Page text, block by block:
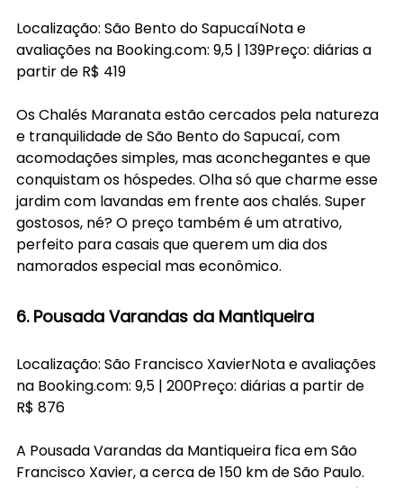
Localização: São Bento do SapucaíNota e
avaliações na Booking.com: 9,5 | 139Preço: diárias a
partir de R$ 419
Os Chalés Maranata estão cercados pela natureza
e tranquilidade de São Bento do Sapucaí, com
acomodações simples, mas aconchegantes e que
conquistam os hóspedes. Olha só que charme esse
jardim com lavandas em frente aos chalés. Super
gostosos, né? O preço também é um atrativo,
perfeito para casais que querem um dia dos
namorados especial mas econômico.
6. Pousada Varandas da Mantiqueira
Localização: São Francisco XavierNota e avaliações
na Booking.com: 9,5 | 200Preço: diárias a partir de
R$ 876
A Pousada Varandas da Mantiqueira fica em São
Francisco Xavier, a cerca de 150 km de São Paulo.